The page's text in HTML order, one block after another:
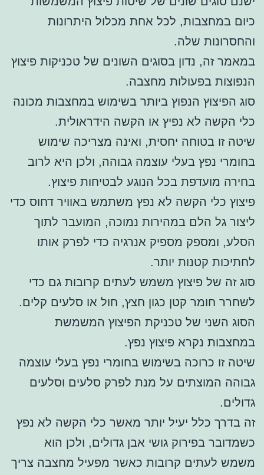
כיום במחצבות, לכל אחת מכלול היתרונות
והחסרונות שלה.
במאמר זה, נדון בסוגים השונים של טכניקות פיצוץ
הנפוצות בפעולות מחצבה.
סוג הפיצוץ הנפוץ ביותר בשימוש במחצבות מכונה
כלי הקשה לא נפיץ או הקשה הידראולית.
שיטה זו בטוחה יחסית, ואינה מצריכה שימוש
בחומרי נפץ בעלי עוצמה גבוהה, ולכן היא לרוב
בחירה מועדפת בכל הנוגע לבטיחות פיצוץ.
פיצוץ כלי הקשה לא נפץ משתמש באוויר דחוס כדי
ליצור גל הלם במהירות נמוכה, המועבר לתוך
הסלע, ומספק מספיק אנרגיה כדי לפרק אותו
לחתיכות קטנות יותר.
סוג זה של פיצוץ משמש לעתים קרובות גם כדי
לשחרר חומר קטן כגון חצץ, חול או סלעים קלים.
הסוג השני של טכניקת הפיצוץ המשמשת
במחצבות נקרא פיצוץ נפץ.
שיטה זו כרוכה בשימוש בחומרי נפץ בעלי עוצמה
גבוהה המוצתים על מנת לפרק סלעים וסלעים
גדולים.
זה בדרך כלל יעיל יותר מאשר כלי הקשה לא נפץ
כשמדובר בפירוק גושי אבן גדולים, ולכן הוא
משמש לעתים קרובות כאשר מפעיל מחצבה צריך